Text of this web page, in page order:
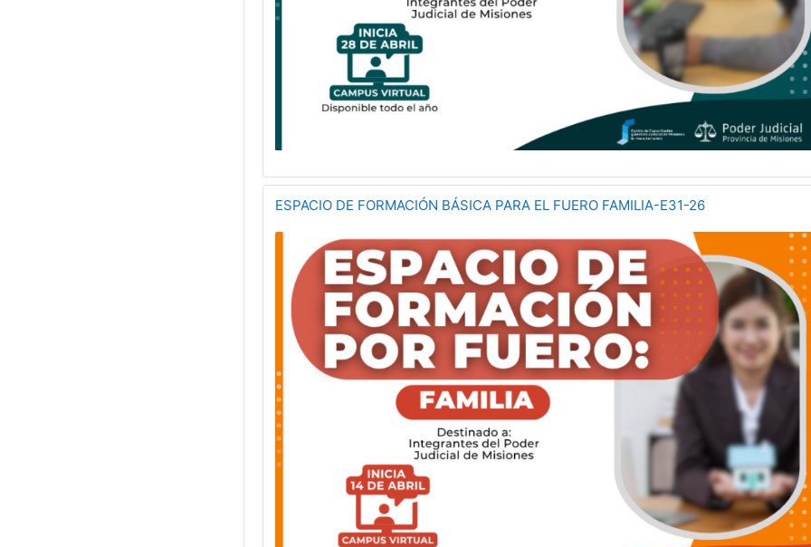
ESPACIO DE FORMACIÓN BÁSICA PARA EL FUERO FAMILIA-E31-26